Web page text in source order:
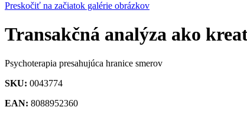
Preskočiť na začiatok galérie obrázkov
Transakčná analýza ako
Psychoterapia presahujúca hranice smerov
SKU: 0043774
EAN: 8088952360